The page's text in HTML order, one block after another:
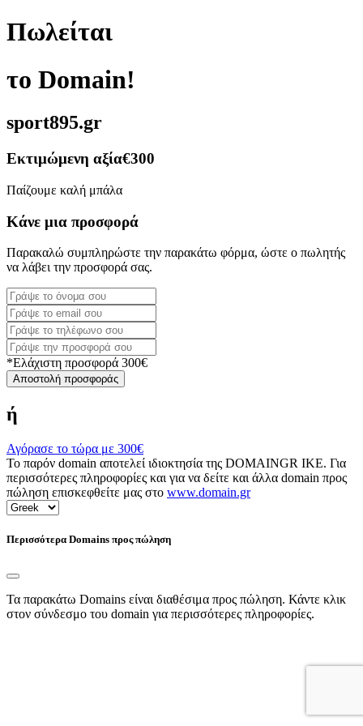
Πωλείται
το Domain!
sport895.gr
Εκτιμώμενη αξία€300
Παίζουμε καλή μπάλα
Κάνε μια προσφορά
Παρακαλώ συμπληρώστε την παρακάτω φόρμα, ώστε ο πωλητής
να λάβει την προσφορά σας.
*Ελάχιστη προσφορά 300€
Αποστολή προσφοράς
ή
Αγόρασε το τώρα με 300€
Το παρόν domain αποτελεί ιδιοκτησία της DOMAINGR ΙΚΕ. Για
περισσότερες πληροφορίες και για να δείτε και άλλα domain προς
πώληση επισκεφθείτε μας στο www.domain.gr
Περισσότερα Domains προς πώληση
Τα παρακάτω Domains είναι διαθέσιμα προς πώληση. Κάντε κλικ
στον σύνδεσμο του domain για περισσότερες πληροφορίες.